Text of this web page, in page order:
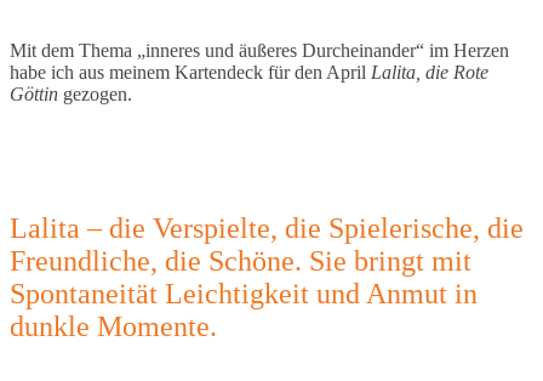
Mit dem Thema „inneres und äußeres Durcheinander“ im Herzen
habe ich aus meinem Kartendeck für den April Lalita, die Rote
Göttin gezogen.
Lalita – die Verspielte, die Spielerische, die
Freundliche, die Schöne. Sie bringt mit
Spontaneität Leichtigkeit und Anmut in
dunkle Momente.